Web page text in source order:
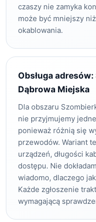
czaszy nie zamyka
może być mniejszy
okablowania.
Obsługa
Dąbrowa Miejska
Dla obszaru
nie przyjmujemy
ponieważ różnią się
przewodów. Wariant
urządzeń, długości
dostępu. Nie
wiadomo, dlaczego
Każde zgłoszenie
wymagającą